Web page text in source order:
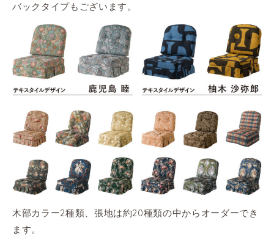
バックタイプもございます。
木部カラー2種類、張地は約20種類の中からオーダーでき
ます。